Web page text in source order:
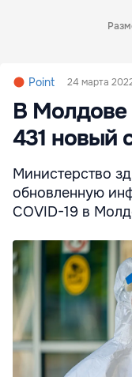
Point 24 марта
В Молдове
431 новый
Министерство
обновленную
COVID-19 в